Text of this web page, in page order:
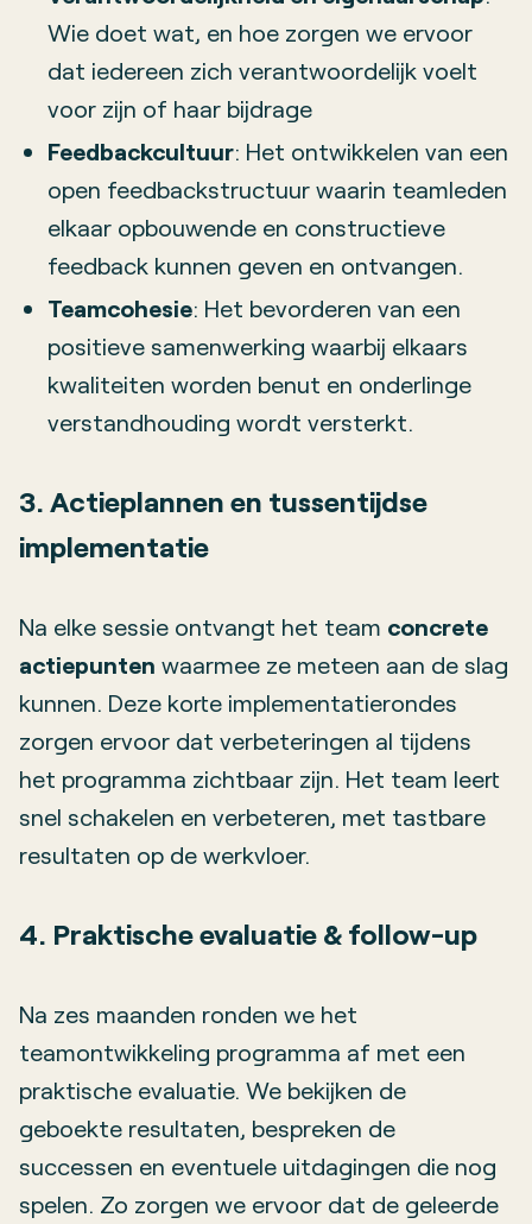
Wie doet wat, en hoe zorgen we ervoor
dat iedereen zich verantwoordelijk voelt
voor zijn of haar bijdrage
Feedbackcultuur: Het ontwikkelen van een
open feedbackstructuur waarin teamleden
elkaar opbouwende en constructieve
feedback kunnen geven en ontvangen.
Teamcohesie: Het bevorderen van een
positieve samenwerking waarbij elkaars
kwaliteiten worden benut en onderlinge
verstandhouding wordt versterkt.
3. Actieplannen en tussentijdse
implementatie
Na elke sessie ontvangt het team concrete
actiepunten waarmee ze meteen aan de slag
kunnen. Deze korte implementatierondes
zorgen ervoor dat verbeteringen al tijdens
het programma zichtbaar zijn. Het team leert
snel schakelen en verbeteren, met tastbare
resultaten op de werkvloer.
4. Praktische evaluatie & follow-up
Na zes maanden ronden we het
teamontwikkeling programma af met een
praktische evaluatie. We bekijken de
geboekte resultaten, bespreken de
successen en eventuele uitdagingen die nog
spelen. Zo zorgen we ervoor dat de geleerde